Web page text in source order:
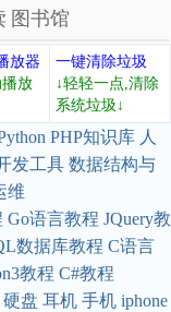
图书馆
放器
播放
一键清除垃圾
↓轻轻一点,清除
系统垃圾↓
PHP知识库 人
发工具 数据结构与
维
Go语言教程 JQuery教
数据库教程 C语言
教程 C#教程
硬盘 耳机 手机 iphone